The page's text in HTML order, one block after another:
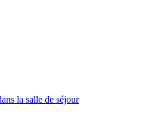
la salle de séjour